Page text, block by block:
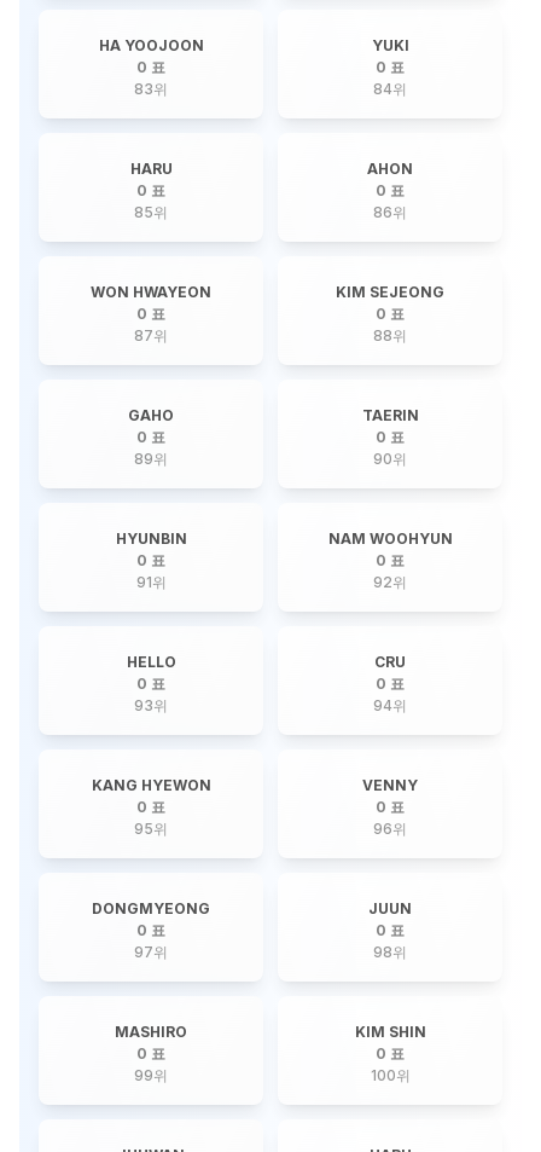
HA YOOJOON
0 표
83위
YUKI
0 표
84위
HARU
0 표
85위
AHON
0 표
86위
WON HWAYEON
0 표
87위
KIM SEJEONG
0 표
88위
GAHO
0 표
89위
TAERIN
0 표
90위
HYUNBIN
0 표
91위
NAM WOOHYUN
0 표
92위
HELLO
0 표
93위
CRU
0 표
94위
KANG HYEWON
0 표
95위
VENNY
0 표
96위
DONGMYEONG
0 표
97위
JUUN
0 표
98위
MASHIRO
0 표
99위
KIM SHIN
0 표
100위